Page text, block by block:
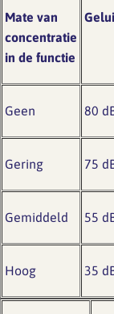
Mate van
concentratie
in de functie
Geen 80
Gering 75
Gemiddeld 55
Hoog 35